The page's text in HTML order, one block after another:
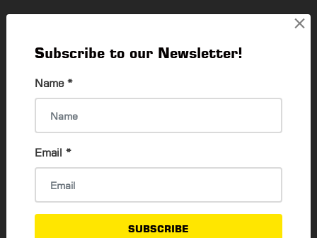
×
Subscribe to our Newsletter!
Name *
Email *
SUBSCRIBE
What's Happening In Yangon
EVENTS & EXHIBITION
Career & Jobs
Activities To Do
Food & Drink
Shopping & Promos